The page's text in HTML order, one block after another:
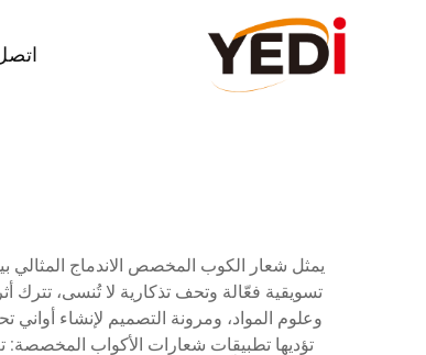
يمثل شعار الكوب المخصص الاندماج المثالي
تسويقية فعّالة وتحف تذكارية لا تُنسى،
وعلوم المواد، ومرونة التصميم لإنشاء
تؤديها تطبيقات شعارات الأكواب